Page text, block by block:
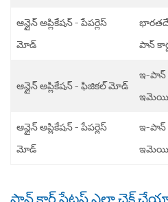
ఆన్లైన్ అప్లికేషన్ - పేపర్లెస్
మోడ్
పాన్
ఆన్లైన్ అప్లికేషన్ - ఫిజికల్ మోడ్
ఇ-పాన్
ఇమెయిల్
ఆన్లైన్ అప్లికేషన్ - పేపర్లెస్
మోడ్
ఇ-పాన్
ఇమెయిల్
పాన్ కార్డ్ స్టేటస్ ఎలా చెక్